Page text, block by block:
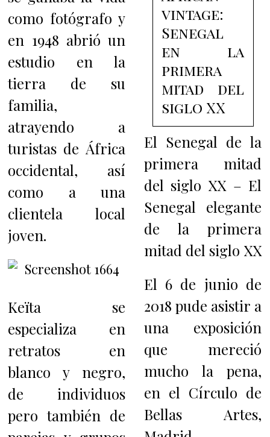
como fotógrafo y
en 1948 abrió un
estudio en la
tierra de su
familia,
atrayendo a
turistas de África
occidental, así
como a una
clientela local
joven.
Keïta se
especializa en
retratos en
blanco y negro,
de individuos
pero también de
vintage:
Senegal
en la
primera
mitad del
siglo XX
El Senegal de la
primera mitad
del siglo XX – El
Senegal elegante
de la primera
mitad del siglo XX
El 6 de junio de
2018 pude asistir a
una exposición
que mereció
mucho la pena,
en el Círculo de
Bellas Artes,